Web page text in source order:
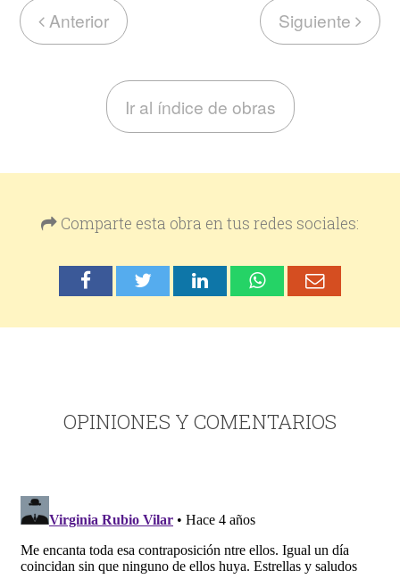
Anterior Siguiente
Ir al índice de obras
Comparte esta obra en tus redes sociales:
OPINIONES Y COMENTARIOS